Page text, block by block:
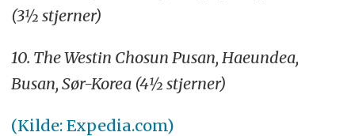
(3½ stjerner)
10. The Westin Chosun Pusan, Haeundea,
Busan, Sør-Korea (4½ stjerner)
(Kilde: Expedia.com)